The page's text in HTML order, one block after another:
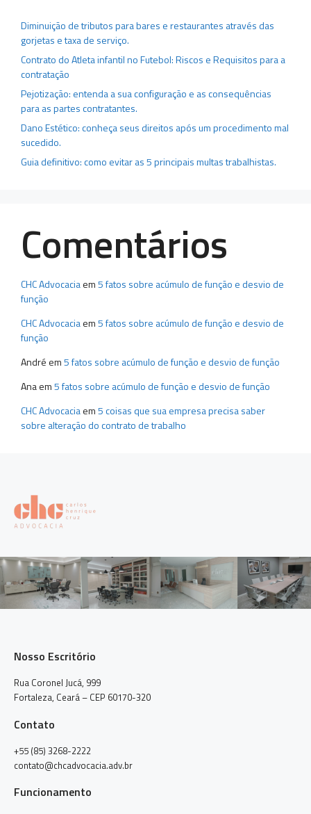
Diminuição de tributos para bares e restaurantes através das
gorjetas e taxa de serviço.
Contrato do Atleta infantil no Futebol: Riscos e Requisitos para a
contratação
Pejotização: entenda a sua configuração e as consequências
para as partes contratantes.
Dano Estético: conheça seus direitos após um procedimento mal
sucedido.
Guia definitivo: como evitar as 5 principais multas trabalhistas.
Comentários
CHC Advocaciaem5 fatos sobre acúmulo de função e desvio de
função
CHC Advocaciaem5 fatos sobre acúmulo de função e desvio de
função
André em5 fatos sobre acúmulo de função e desvio de função
Anaem5 fatos sobre acúmulo de função e desvio de função
CHC Advocaciaem5 coisas que sua empresa precisa saber
sobre alteração do contrato de trabalho
Nosso Escritório
Rua Coronel Jucá, 999
Fortaleza, Ceará – CEP 60170-320
Contato
+55 (85) 3268-2222
contato@chcadvocacia.adv.br
Funcionamento